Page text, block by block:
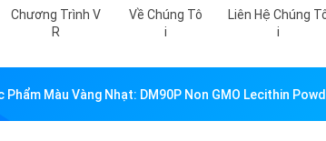
Chương Trình V
R
Về Chúng Tô
I
Liên Hệ Chúng
I
Phẩm Màu Vàng Nhạt: DM90P Non GMO Lecithin